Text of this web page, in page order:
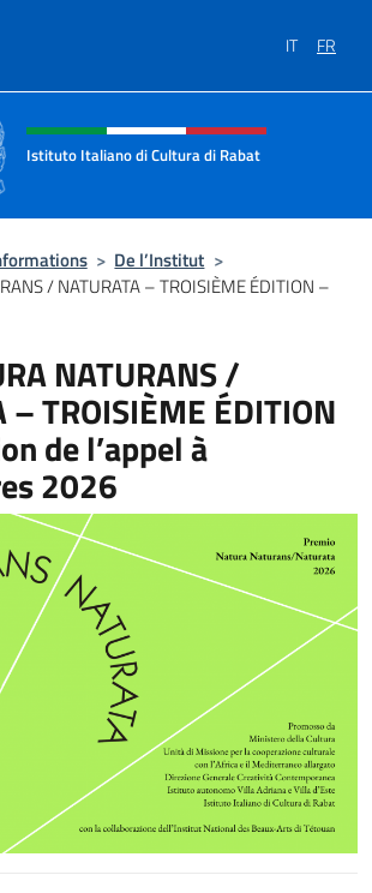
IT FR
et en-tête de
Istituto Italiano di Cultura di Rabat
> De l’Institut >
/ NATURATA – TROISIÈME ÉDITION –
NATURANS /
– TROISIÈME ÉDITION
de l’appel à
2026